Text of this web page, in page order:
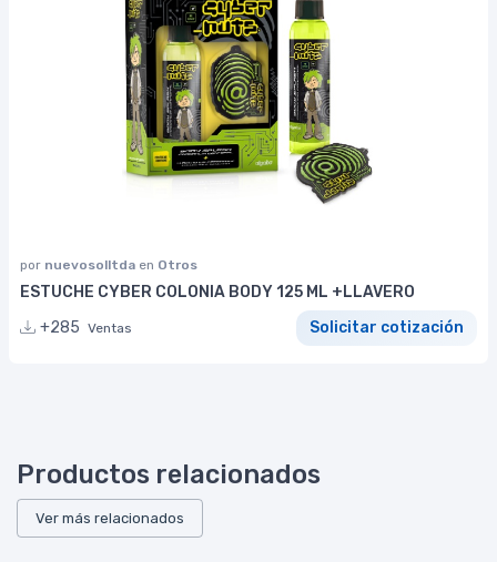
por nuevosolltda en Otros
ESTUCHE CYBER COLONIA BODY 125 ML +LLAVERO
+285 Ventas Solicitar cotización
Productos relacionados
Ver más relacionados